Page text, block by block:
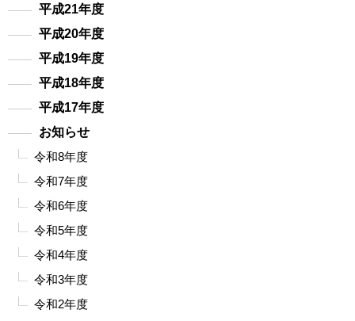
平成21年度
平成20年度
平成19年度
平成18年度
平成17年度
お知らせ
令和8年度
令和7年度
令和6年度
令和5年度
令和4年度
令和3年度
令和2年度